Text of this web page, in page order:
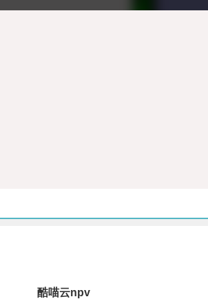
酷喵云npv